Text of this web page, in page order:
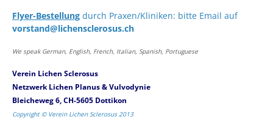
Flyer-Bestellung durch Praxen/Kliniken: bitte Email auf
vorstand@lichensclerosus.ch
We speak German, English, French, Italian, Spanish, Portuguese
Verein Lichen Sclerosus
Netzwerk Lichen Planus & Vulvodynie
Bleicheweg 6, CH-5605 Dottikon
Copyright © Verein Lichen Sclerosus 2013